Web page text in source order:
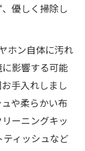
優しく掃除し
ホン自体に汚れ
影響する可能
手入れしまし
や柔らかい布
ーニングキッ
ィッシュなど